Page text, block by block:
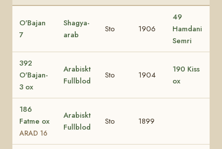
O'Bajan
7
Shagya-
arab
Sto 1906
49
Hamdani
Semri
392
O'Bajan-
3 ox
Arabiskt
Fullblod
Sto 1904
190 Kiss
ox
186
Fatme ox
ARAD 16
Arabiskt
Fullblod
Sto 1899